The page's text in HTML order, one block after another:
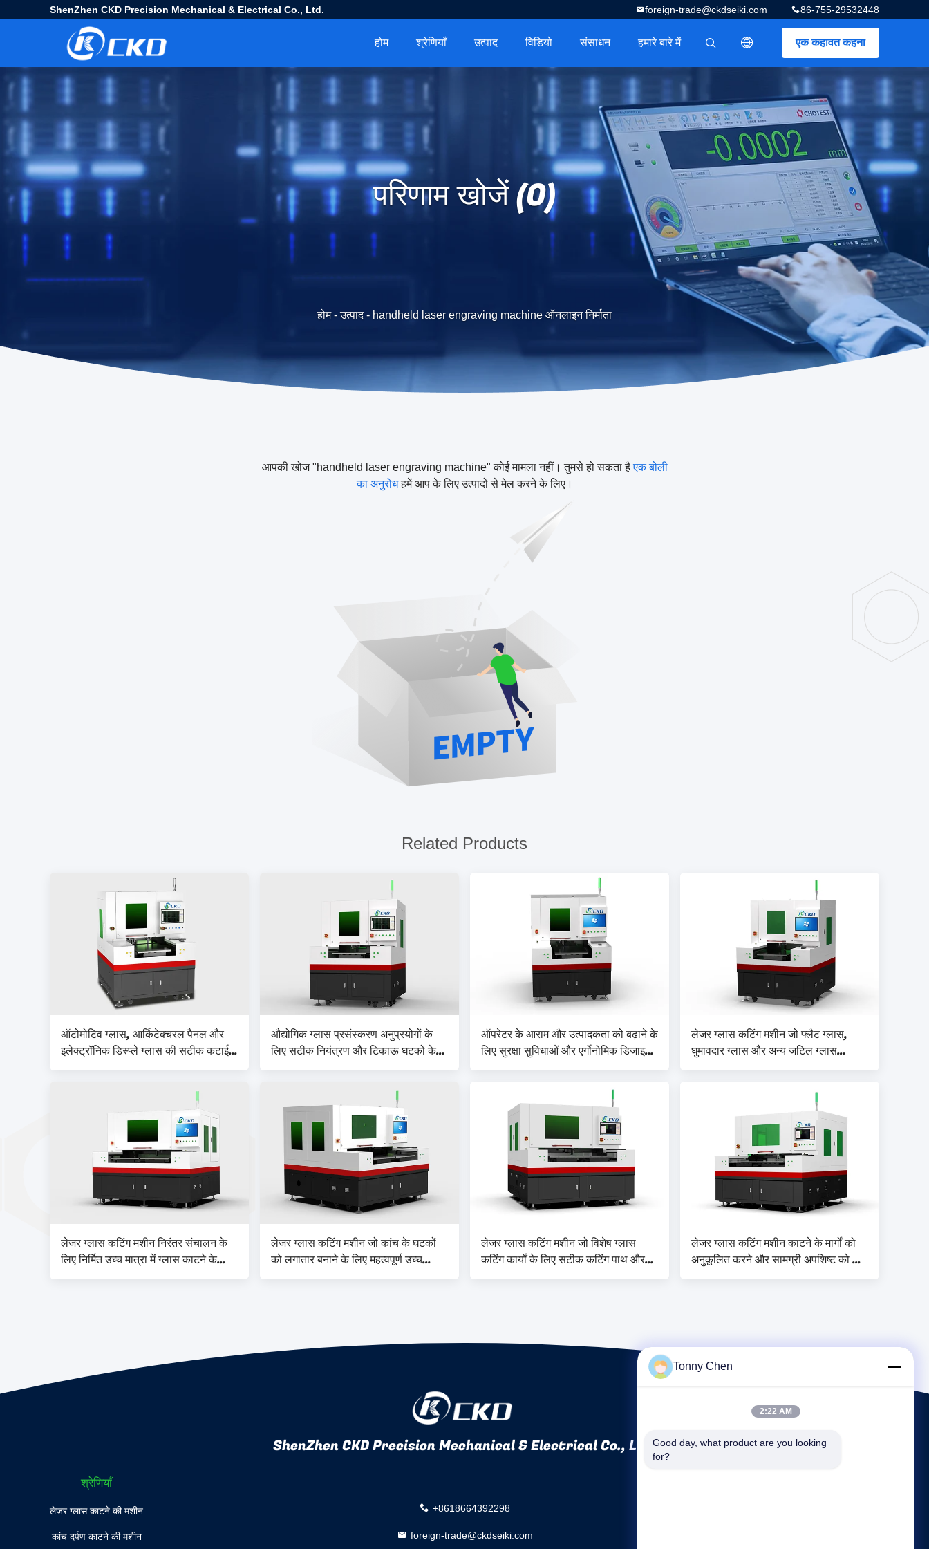
ShenZhen CKD Precision Mechanical & Electrical Co., Ltd. 86-755-29532448
foreign-trade@ckdseiki.com
एक कहावत कहना
होम श्रेणियाँ उत्पाद विडियो संसाधन हमारे बारे में
परिणाम खोजें (0)
होम-उत्पाद- handheld laser engraving machine ऑनलाइन निर्माता
आपकी खोज "handheld laser engraving machine" कोई मामला नहीं। तुमसे हो सकता हैएक बोली
का अनुरोधहमें आप के लिए उत्पादों से मेल करने के लिए।
Related Products
ऑटोमोटिव ग्लास, आर्किटेक्चरल पैनल और
इलेक्ट्रॉनिक डिस्प्ले ग्लास की सटीक कटाई में
सक्षम लेजर ग्लास कटिंग मशीन
औद्योगिक ग्लास प्रसंस्करण अनुप्रयोगों के
लिए सटीक नियंत्रण और टिकाऊ घटकों के
साथ लेजर ग्लास कटिंग मशीन
ऑपरेटर के आराम और उत्पादकता को बढ़ाने के
लिए सुरक्षा सुविधाओं और एर्गोनोमिक डिजाइन
को शामिल करने वाली ग्लास मिरर कटिंग
लेजर ग्लास कटिंग मशीन जो फ्लैट ग्लास,
घुमावदार ग्लास और अन्य जटिल ग्लास
ज्यामिति को कुशलतापूर्वक काटने के लिए
लेजर ग्लास कटिंग मशीन निरंतर संचालन के
लिए निर्मित उच्च मात्रा में ग्लास काटने के
अनुप्रयोगों का समर्थन करने के लिए कुशलता
लेजर ग्लास कटिंग मशीन जो कांच के घटकों
को लगातार बनाने के लिए महत्वपूर्ण उच्च
पुनरावृत्ति और सटीकता प्रदान करती है
लेजर ग्लास कटिंग मशीन जो विशेष ग्लास
कटिंग कार्यों के लिए सटीक कटिंग पाथ और
अनुकूलन योग्य सेटिंग्स प्रदान करती है गति
लेजर ग्लास कटिंग मशीन काटने के मार्गों को
अनुकूलित करने और सामग्री अपशिष्ट को कम
करने के लिए बुद्धिमान सॉफ्टवेयर से लैस
ShenZhen CKD Precision Mechanical & Electrical Co., Ltd.
श्रेणियाँ
लेजर ग्लास काटने की मशीन
कांच दर्पण काटने की मशीन
+8618664392298
foreign-trade@ckdseiki.com
Tonny Chen
2:22 AM
Good day, what product are you looking
for?